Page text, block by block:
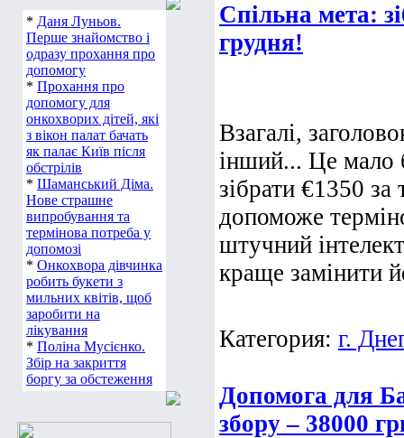
* Даня Луньов.
Перше знайомство і
одразу прохання про
допомогу
* Прохання про
допомогу для
онкохворих дітей, які
з вікон палат бачать
як палає Київ після
обстрілів
* Шаманський Діма.
Нове страшне
випробування та
термінова потреба у
допомозі
* Онкохвора дівчинка
робить букети з
мильних квітів, щоб
заробити на
лікування
* Поліна Мусієнко.
Збір на закриття
боргу за обстеження
Спільна мета:
грудня!
Взагалі,
інший... Це мало
зібрати €1350
допоможе
штучний
краще замінити
Категория: г.
Допомога для
збору – 38000